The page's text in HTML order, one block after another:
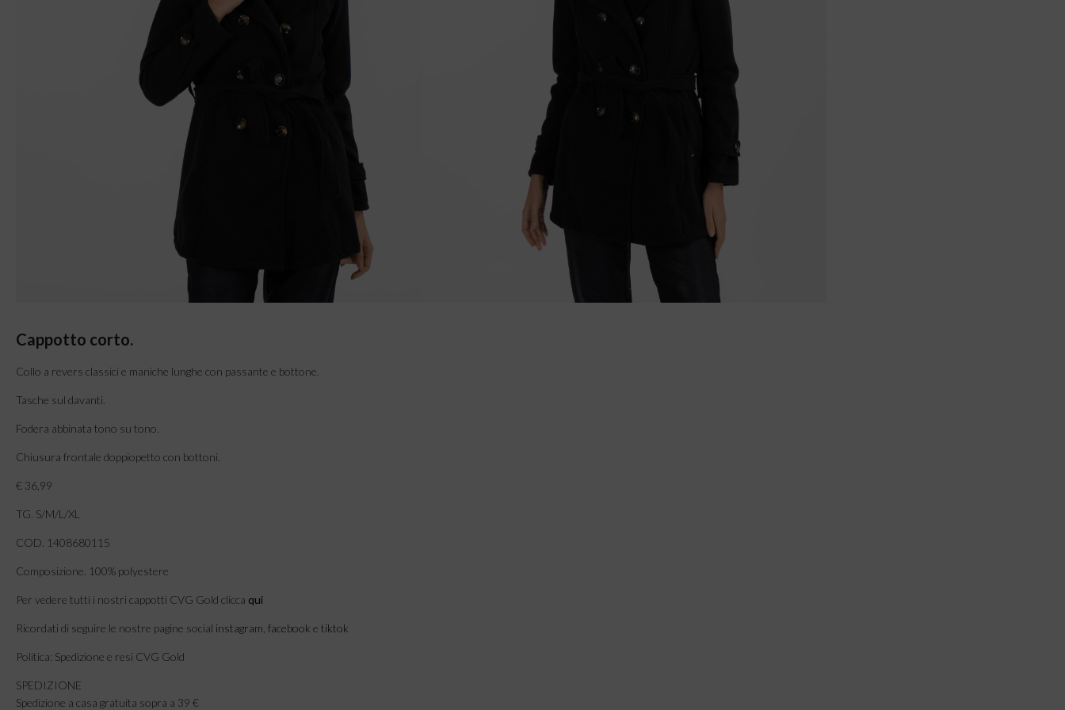
Cappotto corto.
Collo a revers classici e maniche lunghe con passante e bottone.
Tasche sul davanti.
Fodera abbinata tono su tono.
Chiusura frontale doppiopetto con bottoni.
€ 36,99
TG. S/M/L/XL
COD. 1408680115
Composizione. 100% polyestere
Per vedere tutti i nostri cappotti CVG Gold clicca qui
Ricordati di seguire le nostre pagine social instagram, facebook e tiktok
Politica: Spedizione e resi CVG Gold
SPEDIZIONE
Spedizione a casa gratuita sopra a 39 €